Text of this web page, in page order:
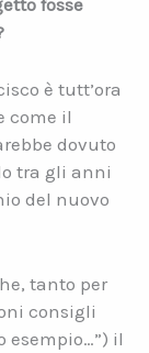
è tutt’ora
come il
dovuto
tra gli anni
del nuovo
tanto per
consigli
esempio…”) il